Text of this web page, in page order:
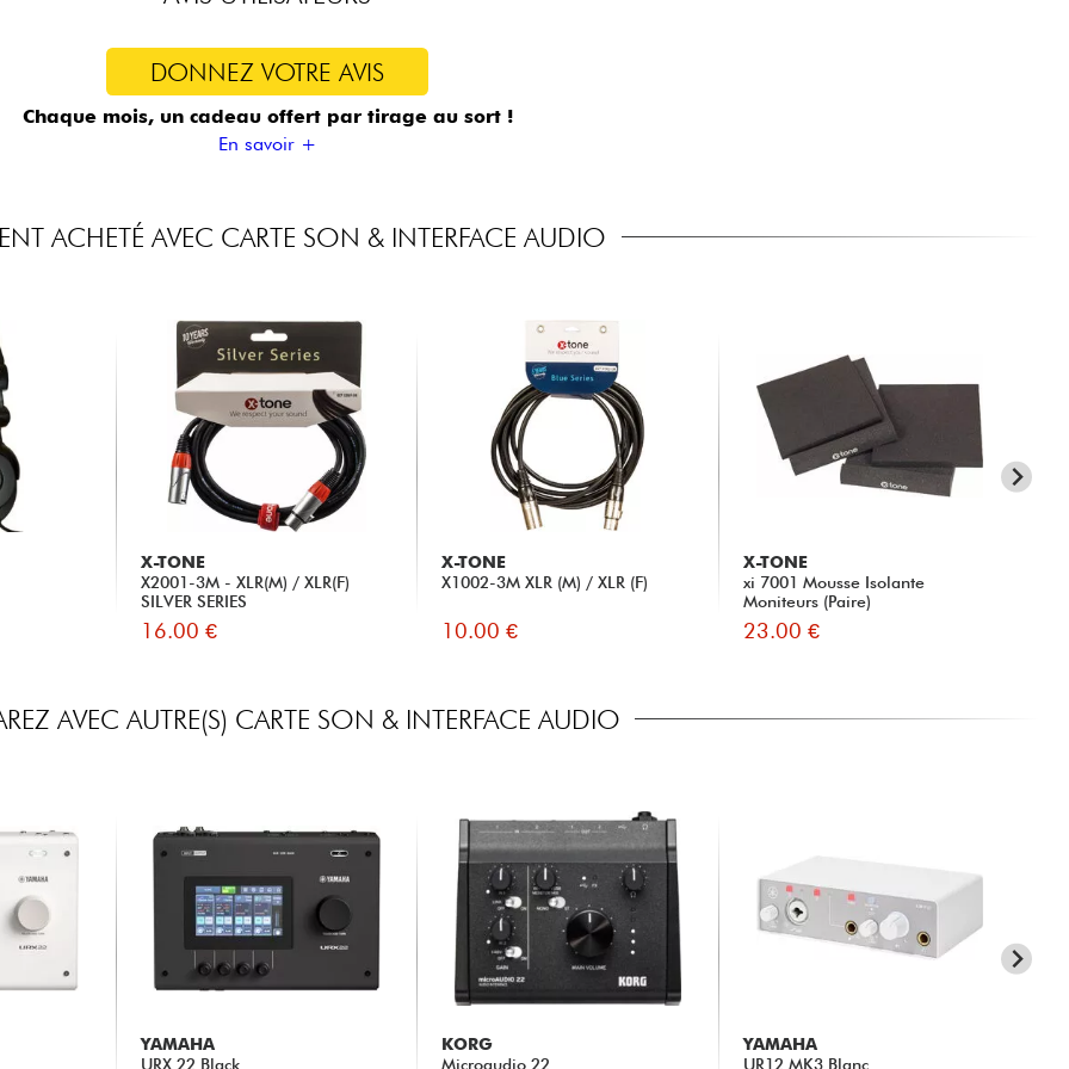
DONNEZ VOTRE AVIS
Chaque mois, un cadeau offert par tirage au sort !
En savoir +
ACHETÉ AVEC CARTE SON & INTERFACE AUDIO
X-TONE
X2001-3M - XLR(M) / XLR(F)
SILVER SERIES
16.00 €
X-TONE
X1002-3M XLR (M) / XLR (F)
10.00 €
X-TONE
xi 7001 Mousse Isolante
Moniteurs (Paire)
23.00 €
AVEC AUTRE(S) CARTE SON & INTERFACE AUDIO
YAMAHA
URX 22 Black
KORG
Microaudio 22
YAMAHA
UR12 MK3 Blanc